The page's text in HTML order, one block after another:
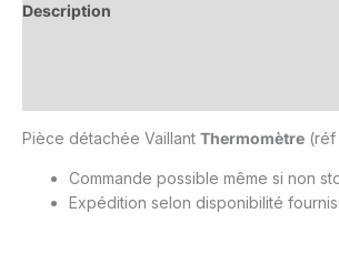
Description
Pièce détachée Vaillant Thermomètre (réf
Commande possible même si non
Expédition selon disponibilité